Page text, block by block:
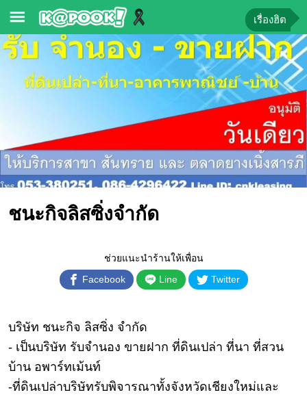
ข่าว-
ความ
ข่าว
บันเทิง
หวย
การ
ศึกษา
บันเทิง
เรื่องฮิต
ชนะ​กิจ​ลิสซิ่ง​จำกัด​
ช่วยแนะนำร้านให้เพื่อน
Facebook
Line Twitter
บริษัท ชนะกิจ ลิสซิ่ง จำกัด
- เป็นบริษัท รับจำนอง ขายฝาก ที่ดินเปล่า ที่นา ที่สวน
บ้าน อพาร์ทเม้นท์
-ที่ดินเปล่าบริษัทรับพิจารณาทั้งจังหวัดเชียงใหม่และ